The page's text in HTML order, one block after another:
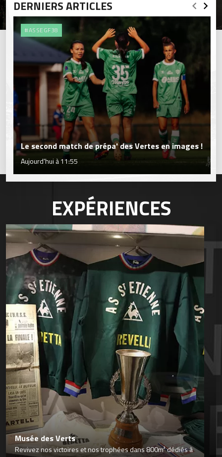
DERNIERS ARTICLES
#ASSEGF38
Le second match de prépa' des Vertes en images !
Aujourd'hui à 11:55
EXPÉRIENCES
Musée des Verts
Revivez nos victoires et nos trophées dans 800m² dédiés à